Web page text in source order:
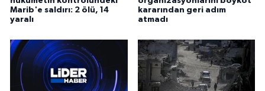
Marib'e saldırı: 2 ölü, 14
yaralı
kararından geri adım
atmadı